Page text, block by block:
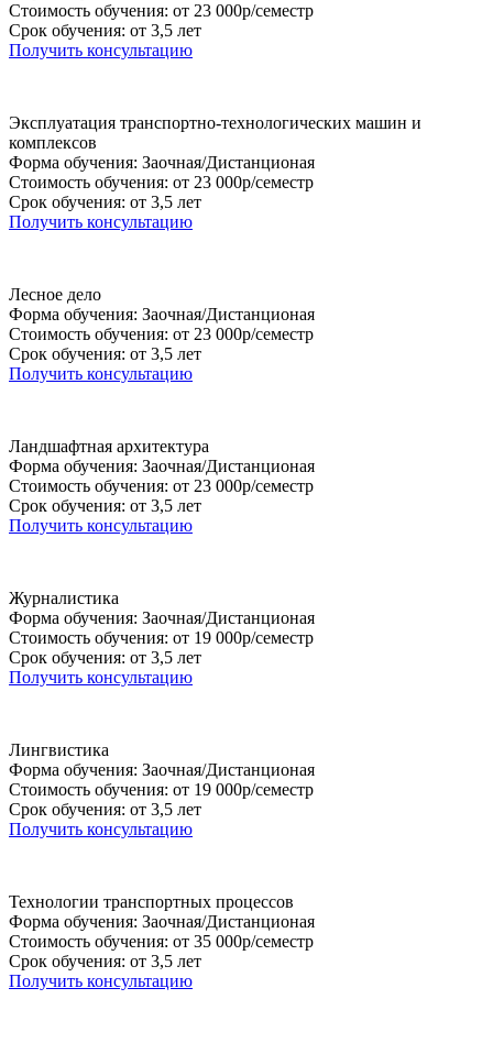
Стоимость обучения: от 23 000р/семестр
Срок обучения: от 3,5 лет
Получить консультацию
Эксплуатация транспортно-технологических машин и
комплексов
Форма обучения: Заочная/Дистанционая
Стоимость обучения: от 23 000р/семестр
Срок обучения: от 3,5 лет
Получить консультацию
Лесное дело
Форма обучения: Заочная/Дистанционая
Стоимость обучения: от 23 000р/семестр
Срок обучения: от 3,5 лет
Получить консультацию
Ландшафтная архитектура
Форма обучения: Заочная/Дистанционая
Стоимость обучения: от 23 000р/семестр
Срок обучения: от 3,5 лет
Получить консультацию
Журналистика
Форма обучения: Заочная/Дистанционая
Стоимость обучения: от 19 000р/семестр
Срок обучения: от 3,5 лет
Получить консультацию
Лингвистика
Форма обучения: Заочная/Дистанционая
Стоимость обучения: от 19 000р/семестр
Срок обучения: от 3,5 лет
Получить консультацию
Технологии транспортных процессов
Форма обучения: Заочная/Дистанционая
Стоимость обучения: от 35 000р/семестр
Срок обучения: от 3,5 лет
Получить консультацию